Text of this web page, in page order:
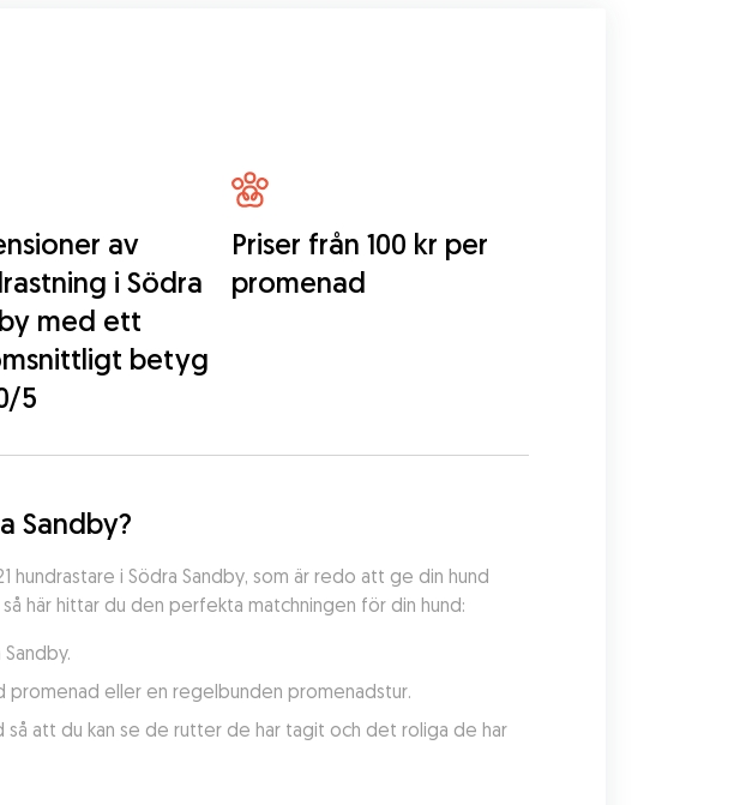
av
i Södra
med ett
betyg
5
Priser från 100 kr per
promenad
Sandby?
i Södra Sandby, som är redo att ge din hund
här hittar du den perfekta matchningen för din hund:
promenad eller en regelbunden promenadstur.
att du kan se de rutter de har tagit och det roliga de har